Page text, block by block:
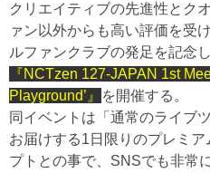
クリエイティブの先進性とク
ァン以外からも高い評価を受
ルファンクラブの発足を記念
『NCTzen 127-JAPAN 1st
Playground’』
を開催する。
同イベントは「通常のライブ
お届けする1日限りのプレミ
プトとの事で、SNSでも非常